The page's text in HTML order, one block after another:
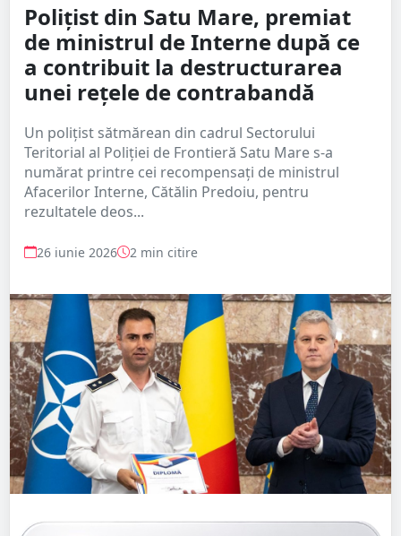
Polițist din Satu Mare, premiat
de ministrul de Interne după ce
a contribuit la destructurarea
unei rețele de contrabandă
Un polițist sătmărean din cadrul Sectorului
Teritorial al Poliției de Frontieră Satu Mare s-a
numărat printre cei recompensați de ministrul
Afacerilor Interne, Cătălin Predoiu, pentru
rezultatele deos...
26 iunie 2026 2 min citire